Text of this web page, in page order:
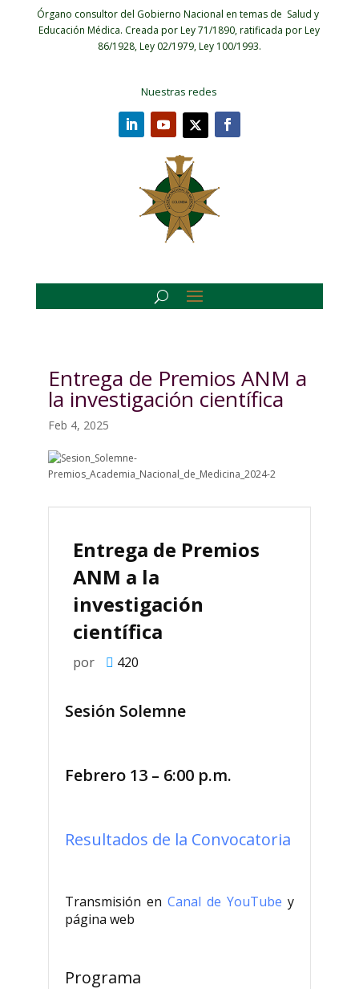
Órgano consultor del Gobierno Nacional en temas de Salud y
Educación Médica. Creada por Ley 71/1890, ratificada por Ley
86/1928, Ley 02/1979, Ley 100/1993.
Nuestras redes
Entrega de Premios ANM a
la investigación científica
Feb 4, 2025
Entrega de Premios
ANM a la
investigación
científica
por 420
Sesión Solemne
Febrero 13 – 6:00 p.m.
Resultados de la Convocatoria
Transmisión en Canal de YouTube y
página web
Programa